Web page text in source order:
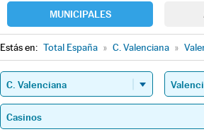
MUNICIPALES
Estás en: Total España » C. Valenciana »